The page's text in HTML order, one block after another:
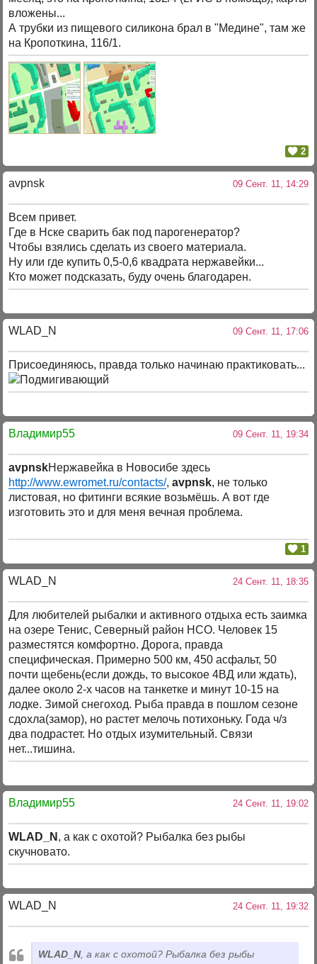
вложены...
А трубки из пищевого силикона брал в "Медине", там же
на Кропоткина, 116/1.
2
avpnsk 09 Сент. 11, 14:29
Всем привет.
Где в Нске сварить бак под парогенератор?
Чтобы взялись сделать из своего материала.
Ну или где купить 0,5-0,6 квадрата нержавейки...
Кто может подсказать, буду очень благодарен.
WLAD_N 09 Сент. 11, 17:06
Присоединяюсь, правда только начинаю практиковать...
Владимир55 09 Сент. 11, 19:34
avpnskНержавейка в Новосибе здесь
http://www.ewromet.ru/contacts/,avpnsk, не только
листовая, но фитинги всякие возьмёшь. А вот где
изготовить это и для меня вечная проблема.
1
WLAD_N 24 Сент. 11, 18:35
Для любителей рыбалки и активного отдыха есть заимка
на озере Тенис, Северный район НСО. Человек 15
разместятся комфортно. Дорога, правда
специфическая. Примерно 500 км, 450 асфальт, 50
почти щебень(если дождь, то высокое 4ВД или ждать),
далее около 2-х часов на танкетке и минут 10-15 на
лодке. Зимой снегоход. Рыба правда в пошлом сезоне
сдохла(замор), но растет мелочь потихоньку. Года ч/з
два подрастет. Но отдых изумительный. Связи
нет...тишина.
Владимир55 24 Сент. 11, 19:02
WLAD_N , а как с охотой? Рыбалка без рыбы
скучновато.
WLAD_N 24 Сент. 11, 19:32
WLAD_N, а как с охотой? Рыбалка без рыбы